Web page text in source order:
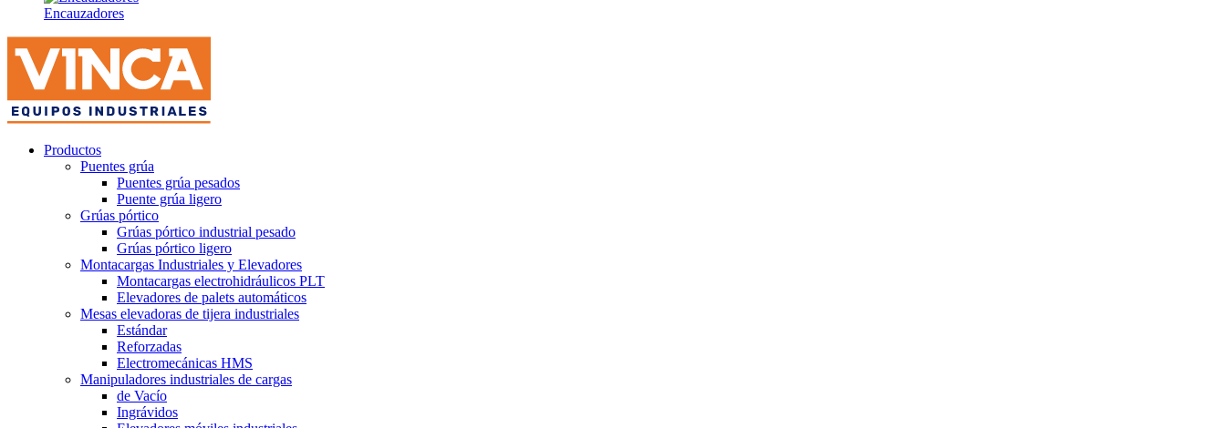
Encauzadores
Productos
Puentes grúa
Puentes grúa pesados
Puente grúa ligero
Grúas pórtico
Grúas pórtico industrial pesado
Grúas pórtico ligero
Montacargas Industriales y Elevadores
Montacargas electrohidráulicos PLT
Elevadores de palets automáticos
Mesas elevadoras de tijera industriales
Estándar
Reforzadas
Electromecánicas HMS
Manipuladores industriales de cargas
de Vacío
Ingrávidos